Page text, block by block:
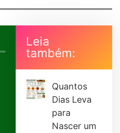
Leia
também:
Quantos
Dias Leva
para
Nascer um